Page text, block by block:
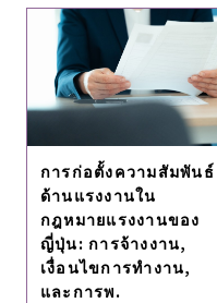
การก่อตั้งความสัมพันธ์
ด้านแรงงานใน
กฎหมายแรงงานของ
ญี่ปุ่น: การจ้างงาน,
เงื่อนไขการทํางาน,
และการพ.